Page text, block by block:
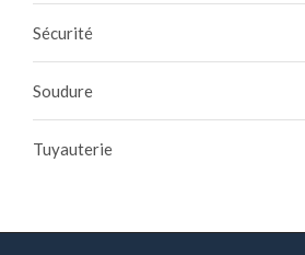
Sécurité
Soudure
Tuyauterie